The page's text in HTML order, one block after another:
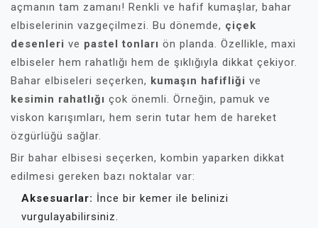
açmanın tam zamanı! Renkli ve hafif kumaşlar, bahar
elbiselerinin vazgeçilmezi. Bu dönemde, çiçek
desenleri ve pastel tonları ön planda. Özellikle, maxi
elbiseler hem rahatlığı hem de şıklığıyla dikkat çekiyor.
Bahar elbiseleri seçerken, kumaşın hafifliği ve
kesimin rahatlığı çok önemli. Örneğin, pamuk ve
viskon karışımları, hem serin tutar hem de hareket
özgürlüğü sağlar.
Bir bahar elbisesi seçerken, kombin yaparken dikkat
edilmesi gereken bazı noktalar var:
Aksesuarlar: İnce bir kemer ile belinizi
vurgulayabilirsiniz.